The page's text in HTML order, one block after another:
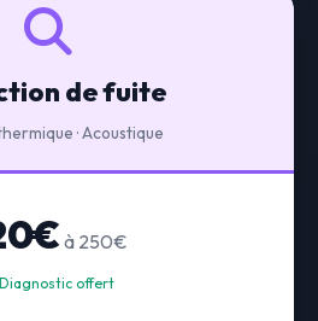
de fuite
· Acoustique
à 250€
offert